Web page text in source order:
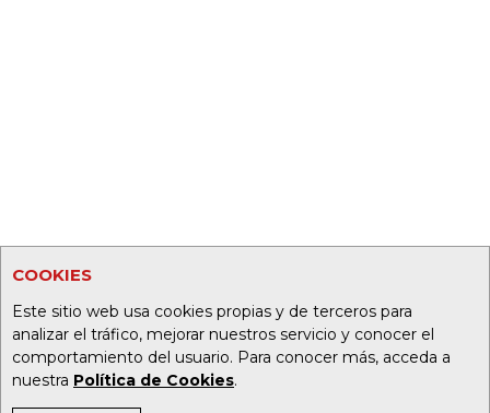
COOKIES
Este sitio web usa cookies propias y de terceros para
analizar el tráfico, mejorar nuestros servicio y conocer el
comportamiento del usuario. Para conocer más, acceda a
nuestra Política de Cookies.